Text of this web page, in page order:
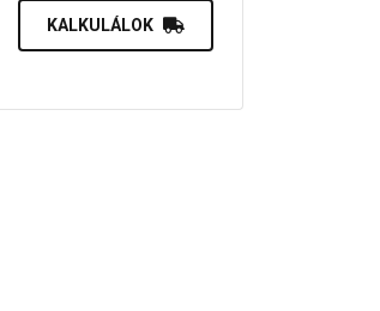
KALKULÁLOK